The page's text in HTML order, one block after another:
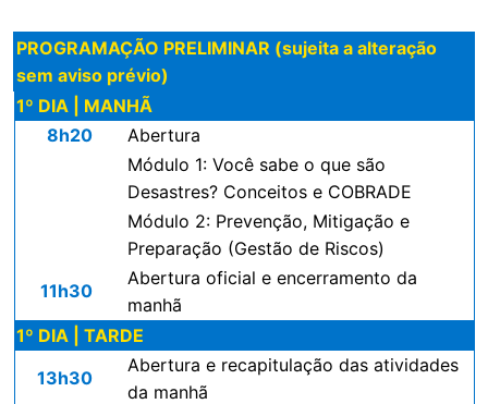
PROGRAMAÇÃO PRELIMINAR (sujeita a alteração
sem aviso prévio)
1º DIA | MANHÃ
8h20
Abertura
Módulo 1: Você sabe o que são
Desastres? Conceitos e COBRADE
Módulo 2: Prevenção, Mitigação e
Preparação (Gestão de Riscos)
11h30
Abertura oficial e encerramento da
manhã
1º DIA | TARDE
13h30
Abertura e recapitulação das atividades
da manhã